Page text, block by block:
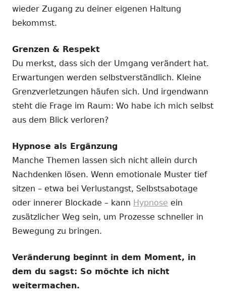
wieder Zugang zu deiner eigenen Haltung
bekommst.
Grenzen & Respekt
Du merkst, dass sich der Umgang verändert hat.
Erwartungen werden selbstverständlich. Kleine
Grenzverletzungen häufen sich. Und irgendwann
steht die Frage im Raum: Wo habe ich mich selbst
aus dem Blick verloren?
Hypnose als Ergänzung
Manche Themen lassen sich nicht allein durch
Nachdenken lösen. Wenn emotionale Muster tief
sitzen – etwa bei Verlustangst, Selbstsabotage
oder innerer Blockade – kann Hypnose ein
zusätzlicher Weg sein, um Prozesse schneller in
Bewegung zu bringen.
Veränderung beginnt in dem Moment, in
dem du sagst: So möchte ich nicht
weitermachen.